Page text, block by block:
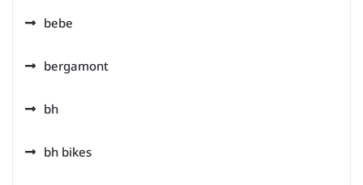
bebe
bergamont
bh
bh bikes